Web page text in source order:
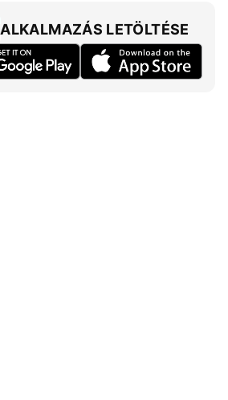
ALKALMAZÁS LETÖLTÉSE